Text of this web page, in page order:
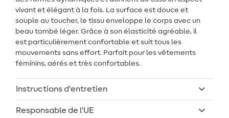
vivant et élégant à la fois. La surface est douce et
souple au toucher, le tissu enveloppe le corps avec un
beau tombé léger. Grâce à son élasticité agréable, il
est particulièrement confortable et suit tous les
mouvements sans effort. Parfait pour les vêtements
féminins, aérés et très confortables.
Instructions d'entretien
Responsable de l'UE